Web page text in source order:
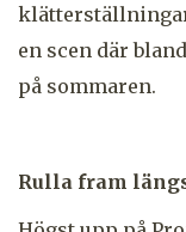
en scen där
på sommaren.
Rulla fram